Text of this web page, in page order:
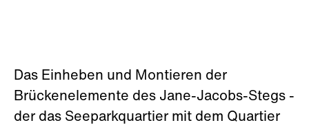
Das Einheben und Montieren der
Brückenelemente des Jane-Jacobs-Stegs -
der das Seeparkquartier mit dem Quartier